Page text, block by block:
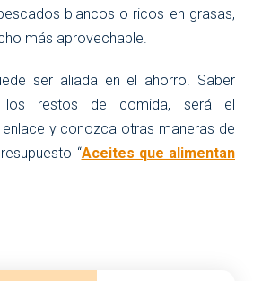
blancos o ricos en grasas,
más aprovechable.
ser aliada en el ahorro. Saber
los restos de comida, será el
y conozca otras maneras de
“Aceites que alimentan